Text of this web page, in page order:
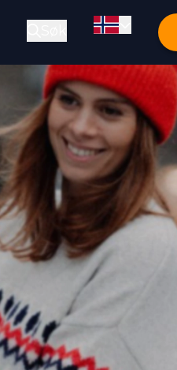
Åpne søkeboksen
Skift språk